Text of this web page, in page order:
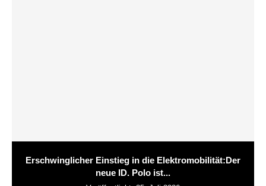
Erschwinglicher Einstieg in die Elektromobilität:Der
neue ID. Polo ist...